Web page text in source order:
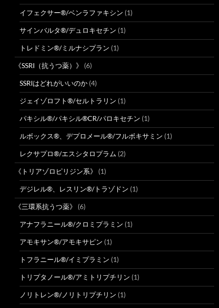
イフェクサー®/ベンラファキシン (1)
サインバルタ®/デュロキセチン (1)
トレドミン®/ミルナシプラン (1)
《SSRI（抗うつ薬）》 (6)
SSRIはどれがいいのか (4)
ジェイゾロフト®/セルトラリン (1)
パキシル®/パキシル®CR/パロキセチン (1)
ルボックス®、デプロメール®/フルボキサミン (1)
レクサプロ®/エスシタロプラム (2)
《トリアゾロピリジン系》 (1)
デジレル®、レスリン®/トラゾドン (1)
《三環系抗うつ薬》 (6)
アナフラニール®/クロミプラミン (1)
アモキサン®/アモキサピン (1)
トフラニール®/イミプラミン (1)
トリプタノール®/アミトリプチリン (1)
ノリトレン®/ノリトリプチリン (1)